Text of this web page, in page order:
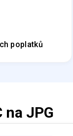
poplatků
na JPG